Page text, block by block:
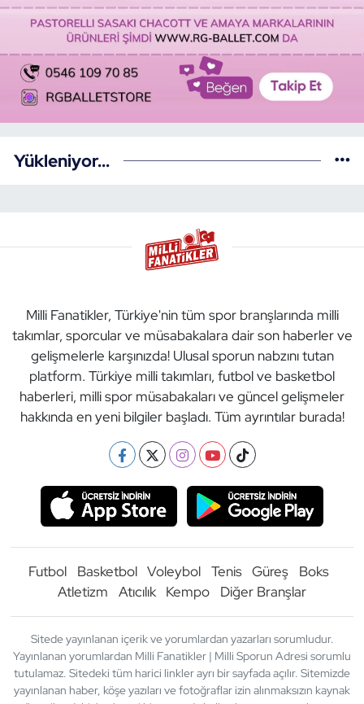
Yükleniyor...
Milli Fanatikler, Türkiye'nin tüm spor branşlarında milli
takımlar, sporcular ve müsabakalara dair son haberler ve
gelişmelerle karşınızda! Ulusal sporun nabzını tutan
platform. Türkiye milli takımları, futbol ve basketbol
haberleri, milli spor müsabakaları ve güncel gelişmeler
hakkında en yeni bilgiler başladı. Tüm ayrıntılar burada!
Futbol Basketbol Voleybol Tenis Güreş
Boks
Atletizm
Atıcılık Kempo Diğer Branşlar
Sitede yayınlanan içerik ve yorumlardan yazarları sorumludur.
Yayınlanan yorumlardan Milli Fanatikler | Milli Sporun Adresi sorumlu
tutulamaz. Sitedeki tüm harici linkler ayrı bir sayfada açılır. Sitemizde
yayınlanan haber, köşe yazıları ve fotoğraflar izin alınmaksızın kaynak